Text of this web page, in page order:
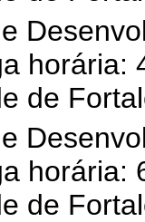
horária:
de
horária:
de